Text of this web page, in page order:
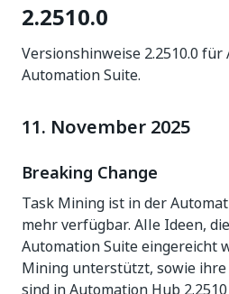
2.2510.0
Versionshinweise 2.2510.0
Automation Suite.
11. November 2025
Breaking Change
Task Mining ist in der
mehr verfügbar. Alle Ideen,
Automation Suite eingereicht
Mining unterstützt, sowie
sind in Automation Hub